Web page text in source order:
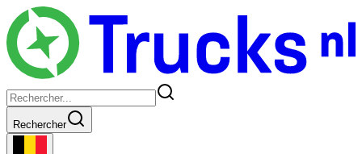
Rechercher